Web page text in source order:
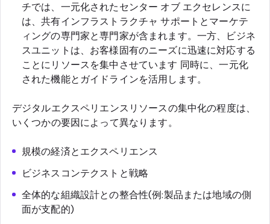
チでは、一元化されたセンター オブ エクセレンスに
は、共有インフラストラクチャ サポートとマーケテ
ィングの専門家と専門家が含まれます。一方、ビジネ
スユニットは、お客様固有のニーズに迅速に対応する
ことにリソースを集中させています 同時に、一元化
された機能とガイドラインを活用します。
デジタルエクスペリエンスリソースの集中化の程度は、
いくつかの要因によって異なります。
規模の経済とエクスペリエンス
ビジネスコンテクストと戦略
全体的な組織設計との整合性(例:製品または地域の側
面が支配的)